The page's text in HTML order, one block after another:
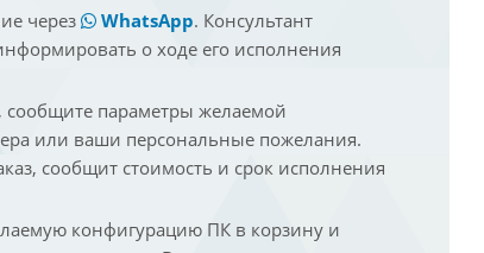
через
WhatsApp. Консультант
о ходе его исполнения
сообщите параметры желаемой
или ваши персональные пожелания.
сообщит стоимость и срок исполнения
конфигурацию ПК в корзину и